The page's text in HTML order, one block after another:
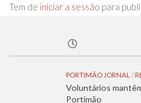
Tem de iniciar a sessão para
PORTIMÃO JORNAL /
Voluntários
Portimão